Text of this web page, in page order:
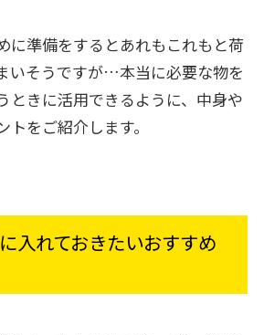
に準備をするとあれもこれもと荷
いそうですが…本当に必要な物を
ときに活用できるように、中身や
をご紹介します。
入れておきたいおすすめ